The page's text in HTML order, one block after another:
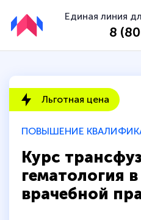
Единая линия
8
ПОВЫШЕНИЕ
Курс
гематология
врачебной
Льготная цена